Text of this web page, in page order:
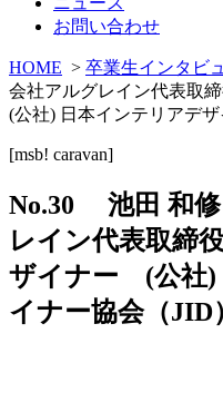
お問い合わせ
HOME > 卒業生インタビ
会社アルグレイン代表取
(公社) 日本インテリアデザ
[msb! caravan]
No.30 池田 和
レイン代表取締
ザイナー (公社)
イナー協会（JID